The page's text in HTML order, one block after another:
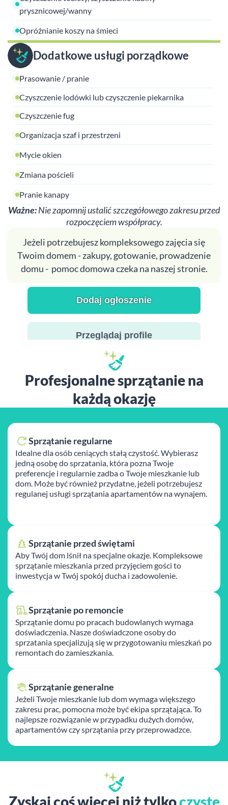
prysznicowej/wanny
Opróżnianie koszy na śmieci
Dodatkowe usługi porządkowe
Prasowanie / pranie
Czyszczenie lodówki lub czyszczenie piekarnika
Czyszczenie fug
Organizacja szaf i przestrzeni
Mycie okien
Zmiana pościeli
Pranie kanapy
Ważne:Nie zapomnij ustalić szczegółowego zakresu przed
rozpoczęciem współpracy.
Jeżeli potrzebujesz kompleksowego zajęcia się
Twoim domem - zakupy, gotowanie, prowadzenie
domu - pomoc domowa czeka na naszej stronie.
Dodaj ogłoszenie
Przeglądaj profile
Profesjonalne sprzątanie na
każdą okazję
Sprzątanie regularne
Idealne dla osób ceniących stałą czystość. Wybierasz
jedną osobę do sprzatania, która pozna Twoje
preferencje i regularnie zadba o Twoje mieszkanie lub
dom. Może być również przydatne, jeżeli potrzebujesz
regulanej usługi sprzątania apartamentów na wynajem.
Sprzątanie przed świętami
Aby Twój dom lśnił na specjalne okazje. Kompleksowe
sprzątanie mieszkania przed przyjęciem gości to
inwestycja w Twój spokój ducha i zadowolenie.
Sprzątanie po remoncie
Sprzątanie domu po pracach budowlanych wymaga
doświadczenia. Nasze doświadczone osoby do
sprzatania specjalizują się w przygotowaniu mieszkań po
remontach do zamieszkania.
Sprzątanie generalne
Jeżeli Twoje mieszkanie lub dom wymaga większego
zakresu prac, pomocna może być ekipa sprzątająca. To
najlepsze rozwiązanie w przypadku dużych domów,
apartamentów czy sprzątania przy przeprowadzce.
Zyskaj coś więcej niż tylkoczyste